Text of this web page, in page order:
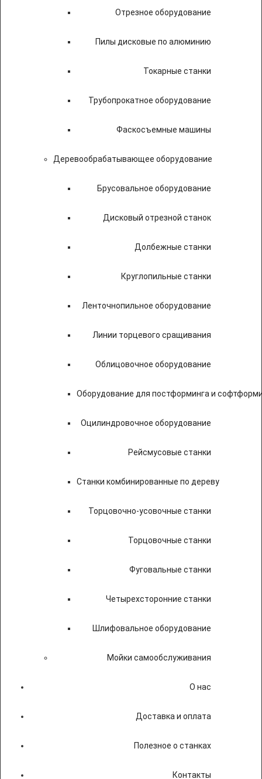
Отрезное оборудование
Пилы дисковые по алюминию
Токарные станки
Трубопрокатное оборудование
Фаскосъемные машины
Деревообрабатывающее оборудование
Брусовальное оборудование
Дисковый отрезной станок
Долбежные станки
Круглопильные станки
Ленточнопильное оборудование
Линии торцевого сращивания
Облицовочное оборудование
Оборудование для постформинга и
Оцилиндровочное оборудование
Рейсмусовые станки
Станки комбинированные по дереву
Торцовочно-усовочные станки
Торцовочные станки
Фуговальные станки
Четырехсторонние станки
Шлифовальное оборудование
Мойки самообслуживания
О нас
Доставка и оплата
Полезное о станках
Контакты